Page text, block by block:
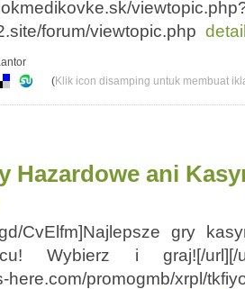
forum/viewtopic.php
(Klik icon disamping untuk membuat
Hazardowe ani
CvElfm]Najlepsze gry
Wybierz i graj![/url][/u]
here.com/promogmb/xrpl/